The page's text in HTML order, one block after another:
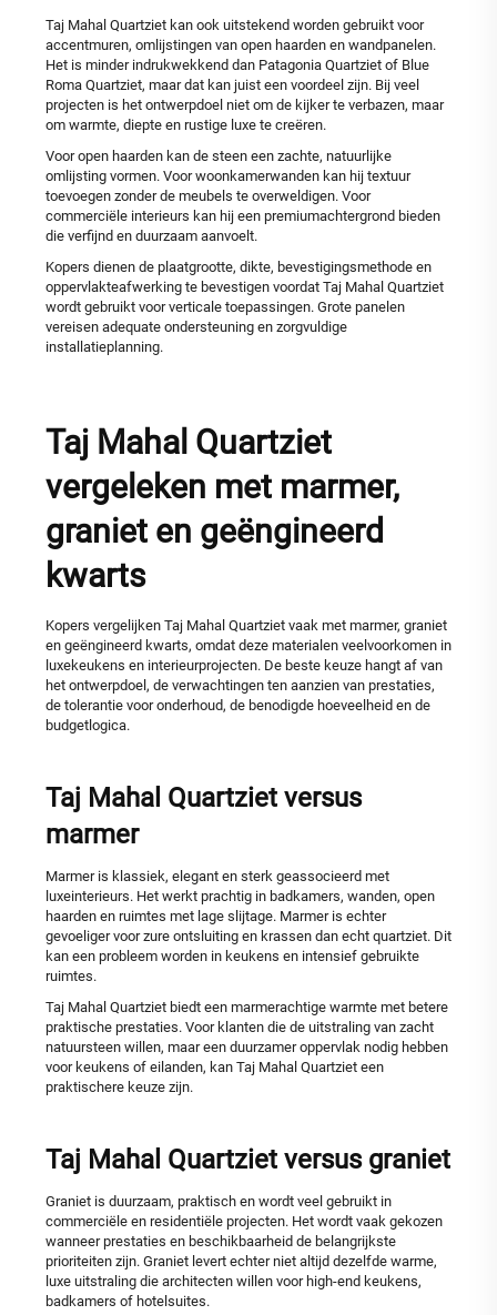
Taj Mahal Quartziet kan ook uitstekend worden gebruikt voor
accentmuren, omlijstingen van open haarden en wandpanelen.
Het is minder indrukwekkend dan Patagonia Quartziet of Blue
Roma Quartziet, maar dat kan juist een voordeel zijn. Bij veel
projecten is het ontwerpdoel niet om de kijker te verbazen, maar
om warmte, diepte en rustige luxe te creëren.
Voor open haarden kan de steen een zachte, natuurlijke
omlijsting vormen. Voor woonkamerwanden kan hij textuur
toevoegen zonder de meubels te overweldigen. Voor
commerciële interieurs kan hij een premiumachtergrond bieden
die verfijnd en duurzaam aanvoelt.
Kopers dienen de plaatgrootte, dikte, bevestigingsmethode en
oppervlakteafwerking te bevestigen voordat Taj Mahal Quartziet
wordt gebruikt voor verticale toepassingen. Grote panelen
vereisen adequate ondersteuning en zorgvuldige
installatieplanning.
Taj Mahal Quartziet
vergeleken met marmer,
graniet en geëngineerd
kwarts
Kopers vergelijken Taj Mahal Quartziet vaak met marmer, graniet
en geëngineerd kwarts, omdat deze materialen veelvoorkomen in
luxekeukens en interieurprojecten. De beste keuze hangt af van
het ontwerpdoel, de verwachtingen ten aanzien van prestaties,
de tolerantie voor onderhoud, de benodigde hoeveelheid en de
budgetlogica.
Taj Mahal Quartziet versus
marmer
Marmer is klassiek, elegant en sterk geassocieerd met
luxeinterieurs. Het werkt prachtig in badkamers, wanden, open
haarden en ruimtes met lage slijtage. Marmer is echter
gevoeliger voor zure ontsluiting en krassen dan echt quartziet. Dit
kan een probleem worden in keukens en intensief gebruikte
ruimtes.
Taj Mahal Quartziet biedt een marmerachtige warmte met betere
praktische prestaties. Voor klanten die de uitstraling van zacht
natuursteen willen, maar een duurzamer oppervlak nodig hebben
voor keukens of eilanden, kan Taj Mahal Quartziet een
praktischere keuze zijn.
Taj Mahal Quartziet versus graniet
Graniet is duurzaam, praktisch en wordt veel gebruikt in
commerciële en residentiële projecten. Het wordt vaak gekozen
wanneer prestaties en beschikbaarheid de belangrijkste
prioriteiten zijn. Graniet levert echter niet altijd dezelfde warme,
luxe uitstraling die architecten willen voor high-end keukens,
badkamers of hotelsuites.